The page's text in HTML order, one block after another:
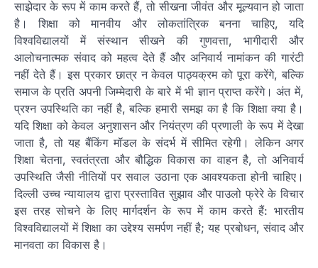
साझेदार के रूप में काम करते हैं, तो सीखना जीवंत और मूल्यवान हो जाता
है। शिक्षा को मानवीय और लोकतांत्रिक बनना चाहिए, यदि
विश्वविद्यालयों में संस्थान सीखने की गुणवत्ता, भागीदारी और
आलोचनात्मक संवाद को महत्व देते हैं और अनिवार्य नामांकन की गारंटी
नहीं देते हैं। इस प्रकार छात्र न केवल पाठ्यक्रम को पूरा करेंगे, बल्कि
समाज के प्रति अपनी जिम्मेदारी के बारे में भी ज्ञान प्राप्त करेंगे। अंत में,
प्रश्न उपस्थिति का नहीं है, बल्कि हमारी समझ का है कि शिक्षा क्या है।
यदि शिक्षा को केवल अनुशासन और नियंत्रण की प्रणाली के रूप में देखा
जाता है, तो यह बैंकिंग मॉडल के संदर्भ में सीमित रहेगी। लेकिन अगर
शिक्षा चेतना, स्वतंत्रता और बौद्धिक विकास का वाहन है, तो अनिवार्य
उपस्थिति जैसी नीतियों पर सवाल उठाना एक आवश्यकता होनी चाहिए।
दिल्ली उच्च न्यायालय द्वारा प्रस्तावित सुझाव और पाउलो फ्रेरे के विचार
इस तरह सोचने के लिए मार्गदर्शन के रूप में काम करते हैं: भारतीय
विश्वविद्यालयों में शिक्षा का उद्देश्य समर्पण नहीं है; यह प्रबोधन, संवाद और
मानवता का विकास है।